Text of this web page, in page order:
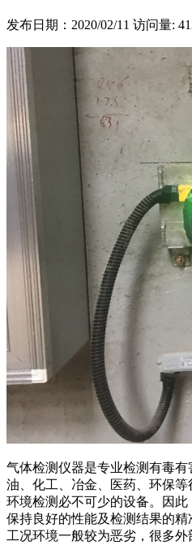
发布日期：2020/02/11 访问量:
气体检测仪器是专业检测有毒
油、化工、冶金、医药、环保
环境检测必不可少的设备。因
保持良好的性能及检测结果的
工况环境一般较为恶劣，很多